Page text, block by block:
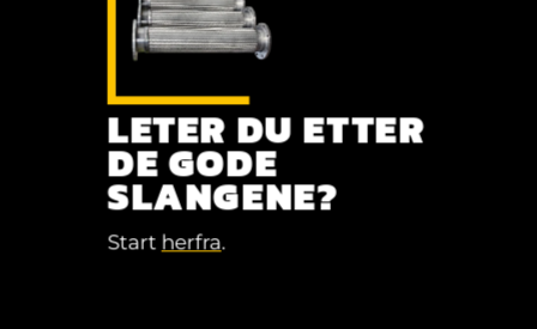
LETER DU ETTER
DE GODE
SLANGENE?
Start herfra.